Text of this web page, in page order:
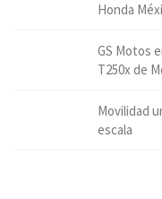
Honda
GS Motos
T250x de
Movilidad
escala